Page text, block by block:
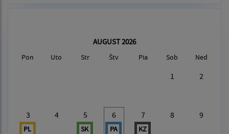
AUGUST 2026
Pon Uto Str Štv Pia Sob Ned
1 2
3
PL
4 5
SK
6
PA
7
KZ
8 9